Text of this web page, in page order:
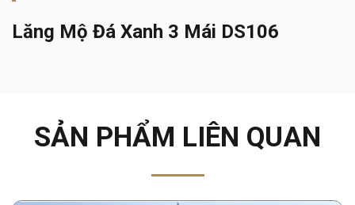
Lăng Mộ Đá Xanh 3 Mái DS106
SẢN PHẨM LIÊN QUAN